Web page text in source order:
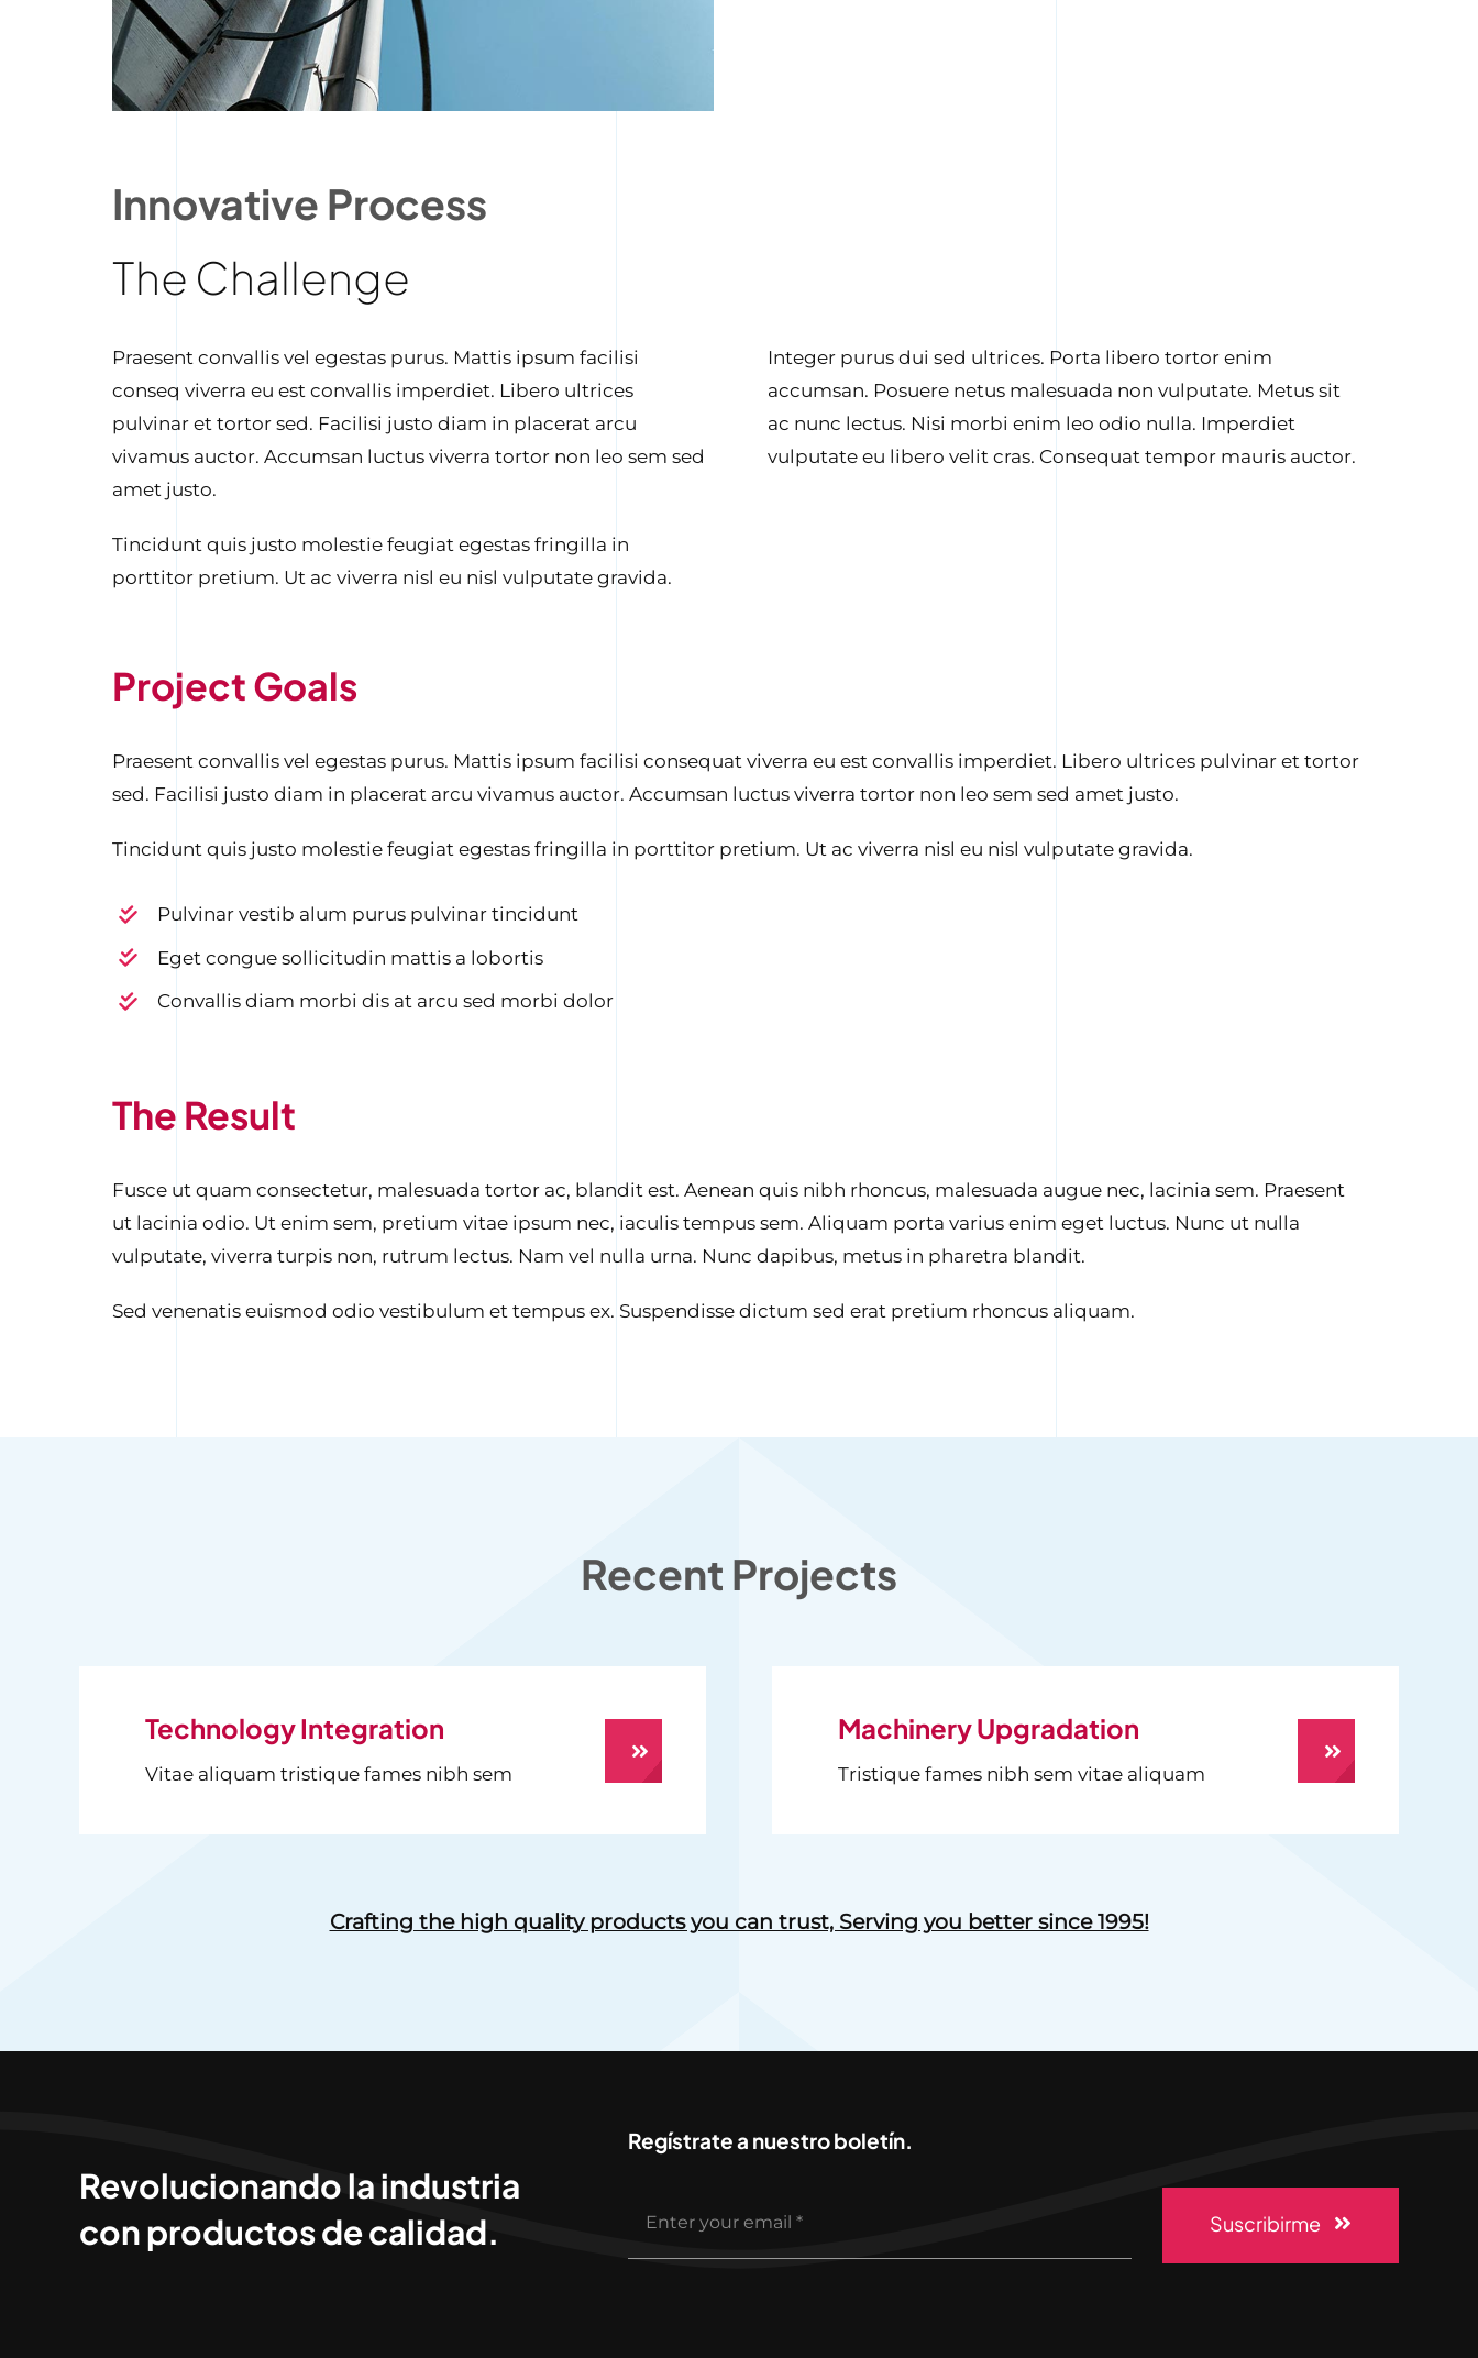
Innovative Process
The Challenge
Praesent convallis vel egestas purus. Mattis ipsum facilisi
conseq viverra eu est convallis imperdiet. Libero ultrices
pulvinar et tortor sed. Facilisi justo diam in placerat arcu
vivamus auctor. Accumsan luctus viverra tortor non leo sem sed
amet justo.
Tincidunt quis justo molestie feugiat egestas fringilla in
porttitor pretium. Ut ac viverra nisl eu nisl vulputate gravida.
Integer purus dui sed ultrices. Porta libero tortor enim
accumsan. Posuere netus malesuada non vulputate. Metus sit
ac nunc lectus. Nisi morbi enim leo odio nulla. Imperdiet
vulputate eu libero velit cras. Consequat tempor mauris auctor.
Project Goals
Praesent convallis vel egestas purus. Mattis ipsum facilisi consequat viverra eu est convallis imperdiet. Libero ultrices pulvinar et tortor
sed. Facilisi justo diam in placerat arcu vivamus auctor. Accumsan luctus viverra tortor non leo sem sed amet justo.
Tincidunt quis justo molestie feugiat egestas fringilla in porttitor pretium. Ut ac viverra nisl eu nisl vulputate gravida.
Pulvinar vestib alum purus pulvinar tincidunt
Eget congue sollicitudin mattis a lobortis
Convallis diam morbi dis at arcu sed morbi dolor
The Result
Fusce ut quam consectetur, malesuada tortor ac, blandit est. Aenean quis nibh rhoncus, malesuada augue nec, lacinia sem. Praesent
ut lacinia odio. Ut enim sem, pretium vitae ipsum nec, iaculis tempus sem. Aliquam porta varius enim eget luctus. Nunc ut nulla
vulputate, viverra turpis non, rutrum lectus. Nam vel nulla urna. Nunc dapibus, metus in pharetra blandit.
Sed venenatis euismod odio vestibulum et tempus ex. Suspendisse dictum sed erat pretium rhoncus aliquam.
Recent Projects
Technology Integration
Vitae aliquam tristique fames nibh sem
Machinery Upgradation
Tristique fames nibh sem vitae aliquam
Crafting the high quality products you can trust, Serving you better since 1995!
Revolucionando la industria
con productos de calidad.
Regístrate a nuestro boletín.
Suscribirme